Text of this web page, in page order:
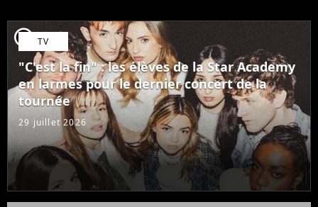
player2 TV
"C'est la fin" : les élèves de la Star Academy
en larmes pour le dernier concert de la
tournée
29 juillet 2026